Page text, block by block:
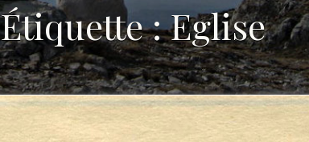
Étiquette : Eglise